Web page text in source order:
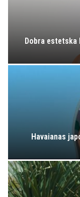
Dobra
Havaianas